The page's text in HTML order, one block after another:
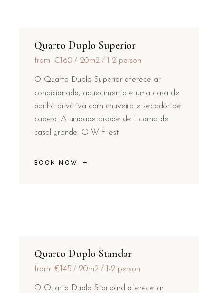
Quarto Duplo Superior
from €160 20m2 1-2 person
O Quarto Duplo Superior oferece ar
condicionado, aquecimento e uma casa de
banho privativa com chuveiro e secador de
cabelo. A unidade dispõe de 1 cama de
casal grande. O WiFi est
BOOK NOW
Quarto Duplo Standar
from €145 20m2 1-2 person
O Quarto Duplo Standard oferece ar